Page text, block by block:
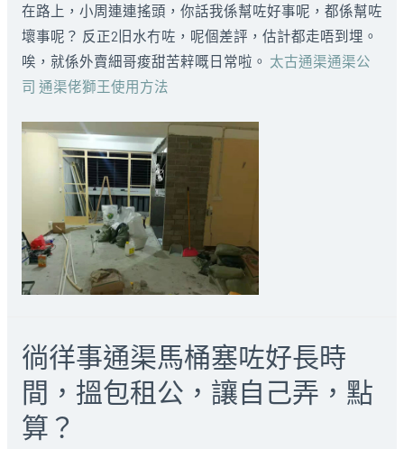
在路上，小周連連搖頭，你話我係幫咗好事呢，都係幫咗
壞事呢？ 反正2旧水冇咗，呢個差評，估計都走唔到埋。
唉，就係外賣細哥痠甜苦辢嘅日常啦。 太古通渠通渠公
司 通渠佬獅王使用方法
徜徉事通渠馬桶塞咗好長時
間，搵包租公，讓自己弄，點
算？